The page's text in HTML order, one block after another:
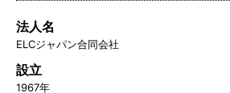
法人名
ELCジャパン合同会社
設立
1967年